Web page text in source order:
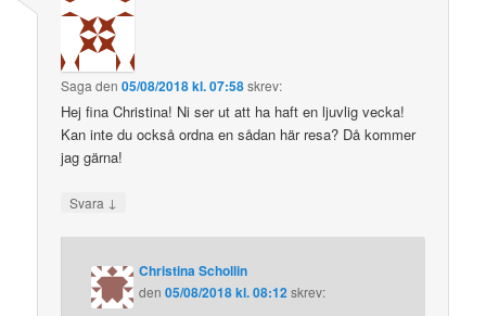
Saga den05/08/2018 kl. 07:58skrev:
Hej fina Christina! Ni ser ut att ha haft en ljuvlig vecka!
Kan inte du också ordna en sådan här resa? Då kommer
jag gärna!
Svara ↓
Christina Schollin
den05/08/2018 kl. 08:12skrev: